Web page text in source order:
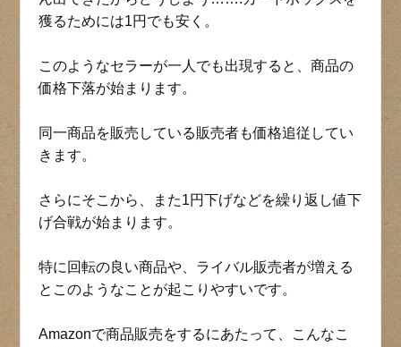
獲るためには1円でも安く。
このようなセラーが一人でも出現すると、商品の
価格下落が始まります。
同一商品を販売している販売者も価格追従してい
きます。
さらにそこから、また1円下げなどを繰り返し値下
げ合戦が始まります。
特に回転の良い商品や、ライバル販売者が増える
とこのようなことが起こりやすいです。
Amazonで商品販売をするにあたって、こんなこ